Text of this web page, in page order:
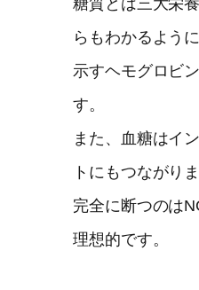
糖質とは三大栄
らもわかるよう
示すヘモグロビ
す。
また、血糖はイ
トにもつながりま
完全に断つのは
理想的です。